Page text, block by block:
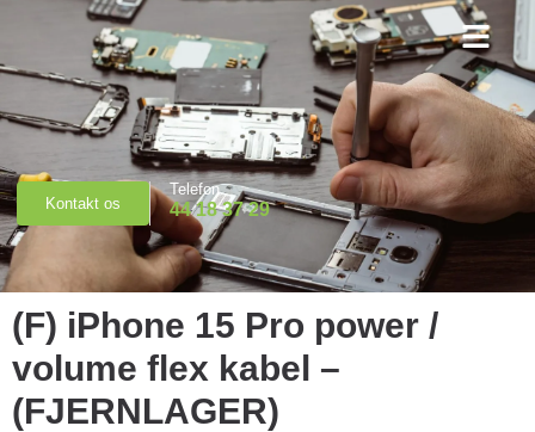
Kontakt os
Telefon
44 18 37 29
(F) iPhone 15 Pro power /
volume flex kabel –
(FJERNLAGER)